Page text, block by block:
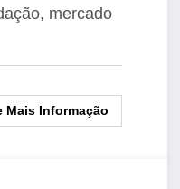
mercado
Mais Informação